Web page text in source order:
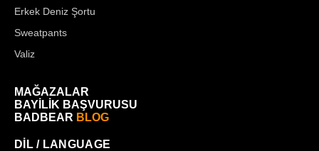
Erkek Deniz Şortu
Sweatpants
Valiz
MAĞAZALAR
BAYİLİK BAŞVURUSU
BADBEAR BLOG
DİL / LANGUAGE